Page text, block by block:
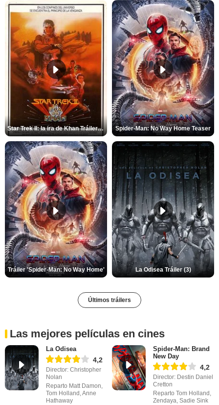
Star Trek II: la ira de Khan Tráiler VO Spider-Man: No Way Home Teaser
Tráiler 'Spider-Man: No Way Home' La Odisea Tráiler (3)
Últimos tráilers
Las mejores películas en cines
La Odisea
4,2
Director: Christopher
Nolan
Reparto Matt Damon,
Tom Holland, Anne
Hathaway
Spider-Man: Brand
New Day
4,2
Director: Destin Daniel
Cretton
Reparto Tom Holland,
Zendaya, Sadie Sink